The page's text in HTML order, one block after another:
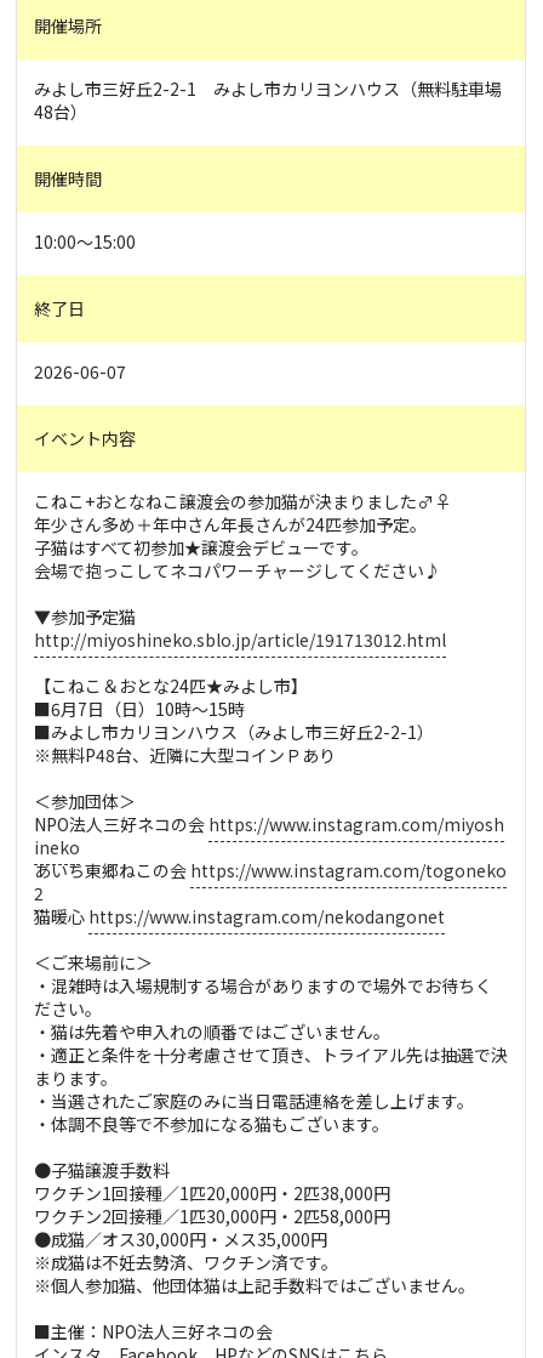
開催場所
みよし市三好丘2-2-1 みよし市カリヨンハウス（無料駐車場
48台）
開催時間
10:00～15:00
終了日
2026-06-07
イベント内容
こねこ+おとなねこ譲渡会の参加猫が決まりました♂♀
年少さん多め＋年中さん年長さんが24匹参加予定。
子猫はすべて初参加★譲渡会デビューです。
会場で抱っこしてネコパワーチャージしてください♪
▼参加予定猫
http://miyoshineko.sblo.jp/article/191713012.html
【こねこ＆おとな24匹★みよし市】
■6月7日（日）10時～15時
■みよし市カリヨンハウス（みよし市三好丘2-2-1）
※無料P48台、近隣に大型コインＰあり
＜参加団体＞
NPO法人三好ネコの会 https://www.instagram.com/miyosh
ineko
あいち東郷ねこの会 https://www.instagram.com/togoneko
2
猫暖心 https://www.instagram.com/nekodangonet
＜ご来場前に＞
・混雑時は入場規制する場合がありますので場外でお待ちく
ださい。
・猫は先着や申入れの順番ではございません。
・適正と条件を十分考慮させて頂き、トライアル先は抽選で決
まります。
・当選されたご家庭のみに当日電話連絡を差し上げます。
・体調不良等で不参加になる猫もございます。
●子猫譲渡手数料
ワクチン1回接種／1匹20,000円・2匹38,000円
ワクチン2回接種／1匹30,000円・2匹58,000円
●成猫／オス30,000円・メス35,000円
※成猫は不妊去勢済、ワクチン済です。
※個人参加猫、他団体猫は上記手数料ではございません。
■主催：NPO法人三好ネコの会